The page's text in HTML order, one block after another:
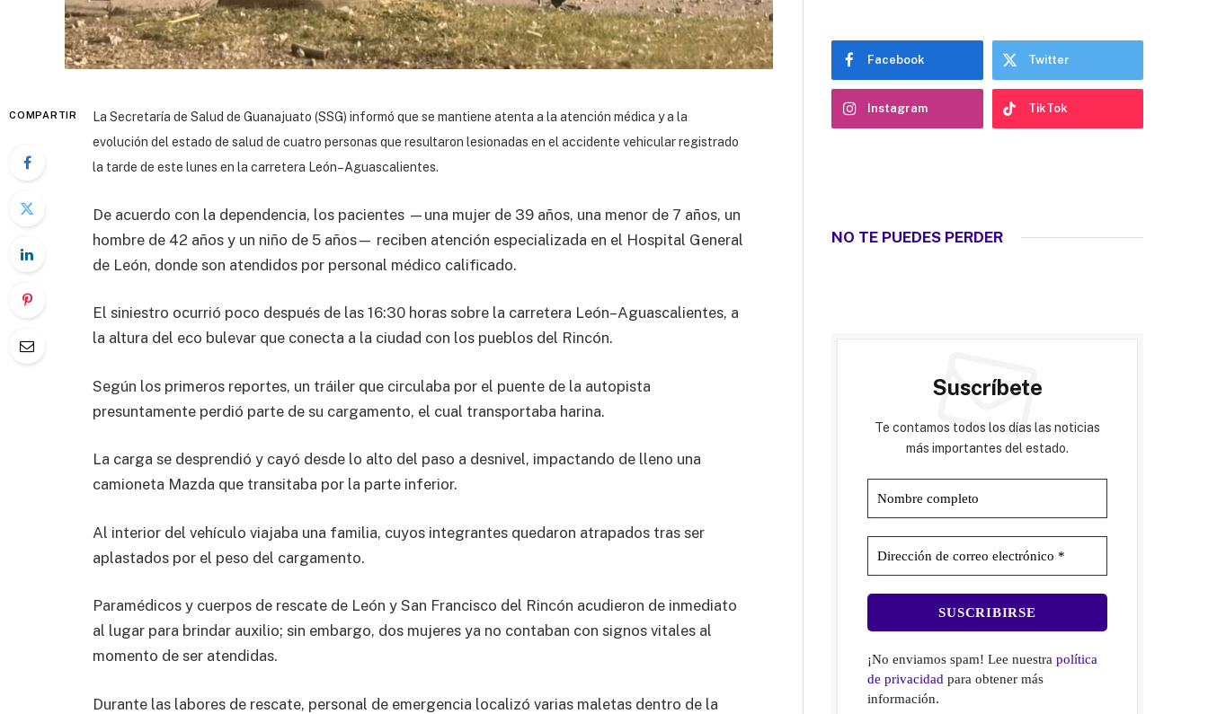
COMPARTIR
La Secretaría de Salud de Guanajuato (SSG) informó que se mantiene atenta a la atención médica y a la
evolución del estado de salud de cuatro personas que resultaron lesionadas en el accidente vehicular registrado
la tarde de este lunes en la carretera León–Aguascalientes.
De acuerdo con la dependencia, los pacientes —una mujer de 39 años, una menor de 7 años, un
hombre de 42 años y un niño de 5 años— reciben atención especializada en el Hospital General
de León, donde son atendidos por personal médico calificado.
El siniestro ocurrió poco después de las 16:30 horas sobre la carretera León–Aguascalientes, a
la altura del eco bulevar que conecta a la ciudad con los pueblos del Rincón.
Según los primeros reportes, un tráiler que circulaba por el puente de la autopista
presuntamente perdió parte de su cargamento, el cual transportaba harina.
La carga se desprendió y cayó desde lo alto del paso a desnivel, impactando de lleno una
camioneta Mazda que transitaba por la parte inferior.
Al interior del vehículo viajaba una familia, cuyos integrantes quedaron atrapados tras ser
aplastados por el peso del cargamento.
Paramédicos y cuerpos de rescate de León y San Francisco del Rincón acudieron de inmediato
al lugar para brindar auxilio; sin embargo, dos mujeres ya no contaban con signos vitales al
momento de ser atendidas.
Durante las labores de rescate, personal de emergencia localizó varias maletas dentro de la
Facebook Twitter
Instagram TikTok
NO TE PUEDES PERDER
Suscríbete
Te contamos todos los días las noticias
más importantes del estado.
¡No enviamos spam! Lee nuestrapolítica
de privacidad para obtener más
información.